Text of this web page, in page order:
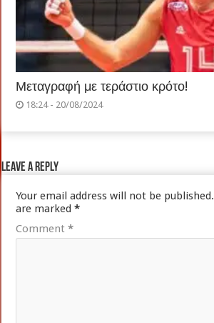
Μεταγραφή με τεράστιο κρότο!
18:24 - 20/08/2024
Leave a Reply
Your email address will not be published.
are marked*
Comment*